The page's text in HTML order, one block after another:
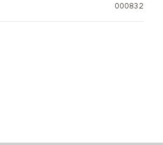
000832